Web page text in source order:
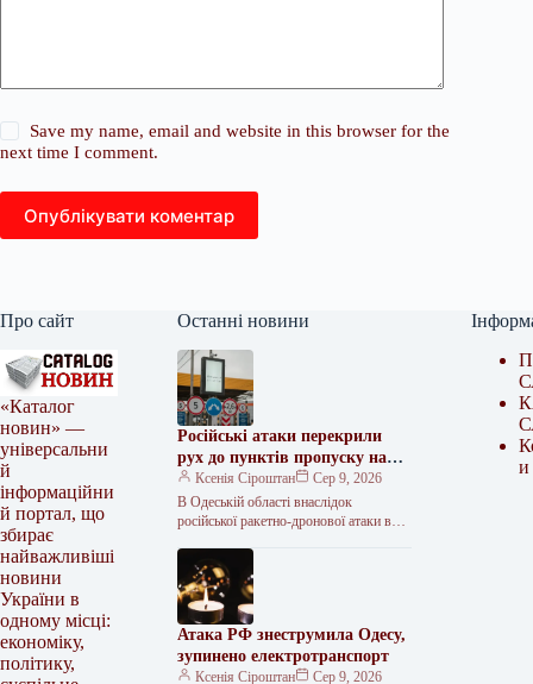
Save my name, email and website in this browser for the
next time I comment.
Опублікувати коментар
Про сайт
«Каталог
новин» —
універсальни
й
інформаційни
й портал, що
збирає
найважливіші
новини
України в
одному місці:
економіку,
політику,
Останні новини
Російські атаки перекрили
рух до пунктів пропуску на
кордоні з Молдовою
Ксенія Сіроштан
Сер 9, 2026
В Одеській області внаслідок
російської ракетно-дронової атаки в
<img…
Атака РФ знеструмила Одесу,
зупинено електротранспорт
Ксенія Сіроштан Сер 9, 2026
и